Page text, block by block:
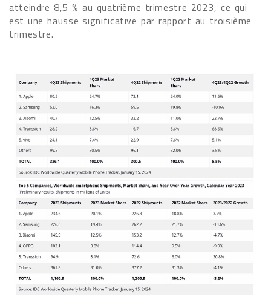
atteindre 8,5 % au quatrième trimestre 2023, ce qui
est une hausse significative par rapport au troisième
trimestre.